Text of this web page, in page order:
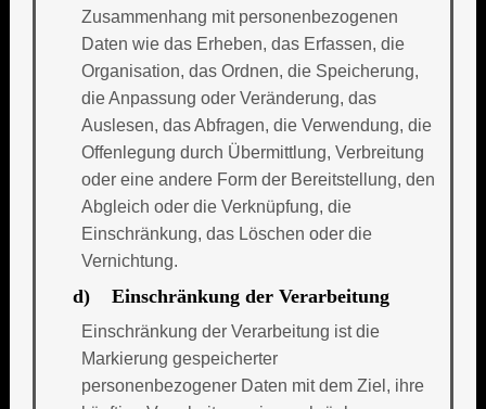
Zusammenhang mit personenbezogenen
Daten wie das Erheben, das Erfassen, die
Organisation, das Ordnen, die Speicherung,
die Anpassung oder Veränderung, das
Auslesen, das Abfragen, die Verwendung, die
Offenlegung durch Übermittlung, Verbreitung
oder eine andere Form der Bereitstellung, den
Abgleich oder die Verknüpfung, die
Einschränkung, das Löschen oder die
Vernichtung.
d) Einschränkung der Verarbeitung
Einschränkung der Verarbeitung ist die
Markierung gespeicherter
personenbezogener Daten mit dem Ziel, ihre